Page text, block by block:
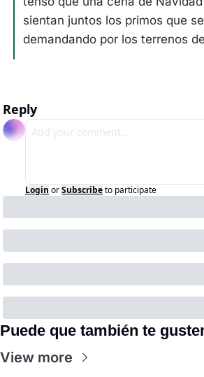
sientan juntos los primos que
demandando por los terrenos
Reply
Login orSubscribeto participate
Puede que también te
View more